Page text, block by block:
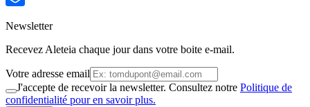
Newsletter
Recevez Aleteia chaque jour dans votre boite e-mail.
Votre adresse email
J'accepte de recevoir la newsletter. Consultez notre Politique de
confidentialité pour en savoir plus.